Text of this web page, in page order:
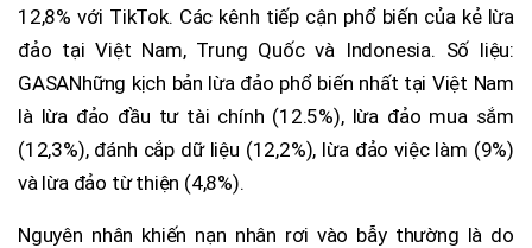
12,8% với TikTok. Các kênh tiếp cận phổ biến của kẻ lừa
đảo tại Việt Nam, Trung Quốc và Indonesia. Số liệu:
GASANhững kịch bản lừa đảo phổ biến nhất tại Việt Nam
là lừa đảo đầu tư tài chính (12.5%), lừa đảo mua sắm
(12,3%), đánh cắp dữ liệu (12,2%), lừa đảo việc làm (9%)
và lừa đảo từ thiện (4,8%).
Nguyên nhân khiến nạn nhân rơi vào bẫy thường là do